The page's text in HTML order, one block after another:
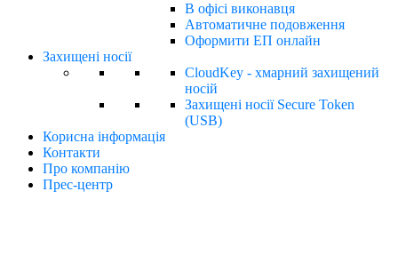
В офісі виконавця
Автоматичне подовження
Оформити ЕП онлайн
Захищені носії
CloudKey - хмарний захищений
носій
Захищені носії Secure Token
(USB)
Корисна інформація
Контакти
Про компанію
Прес-центр